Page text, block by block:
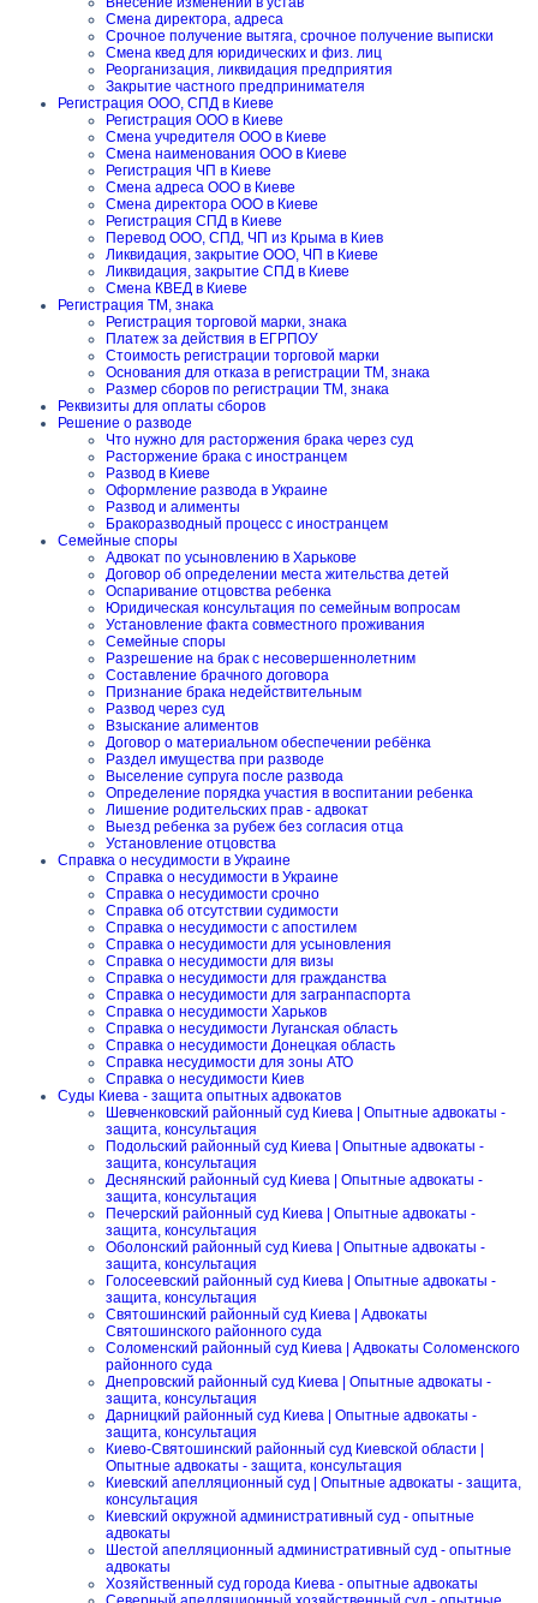
Смена директора, адреса
Срочное получение вытяга, срочное получение выписки
Смена квед для юридических и физ. лиц
Реорганизация, ликвидация предприятия
Закрытие частного предпринимателя
Регистрация ООО, СПД в Киеве
Регистрация ООО в Киеве
Смена учредителя ООО в Киеве
Смена наименования ООО в Киеве
Регистрация ЧП в Киеве
Смена адреса ООО в Киеве
Смена директора ООО в Киеве
Регистрация СПД в Киеве
Перевод ООО, СПД, ЧП из Крыма в Киев
Ликвидация, закрытие ООО, ЧП в Киеве
Ликвидация, закрытие СПД в Киеве
Смена КВЕД в Киеве
Регистрация ТМ, знака
Регистрация торговой марки, знака
Платеж за действия в ЕГРПОУ
Стоимость регистрации торговой марки
Основания для отказа в регистрации ТМ, знака
Размер сборов по регистрации ТМ, знака
Реквизиты для оплаты сборов
Решение о разводе
Что нужно для расторжения брака через суд
Расторжение брака с иностранцем
Развод в Киеве
Оформление развода в Украине
Развод и алименты
Бракоразводный процесс с иностранцем
Семейные споры
Адвокат по усыновлению в Харькове
Договор об определении места жительства детей
Оспаривание отцовства ребенка
Юридическая консультация по семейным вопросам
Установление факта совместного проживания
Семейные споры
Разрешение на брак с несовершеннолетним
Составление брачного договора
Признание брака недействительным
Развод через суд
Взыскание алиментов
Договор о материальном обеспечении ребёнка
Раздел имущества при разводе
Выселение супруга после развода
Определение порядка участия в воспитании ребенка
Лишение родительских прав - адвокат
Выезд ребенка за рубеж без согласия отца
Установление отцовства
Справка о несудимости в Украине
Справка о несудимости в Украине
Справка о несудимости срочно
Справка об отсутствии судимости
Справка о несудимости с апостилем
Справка о несудимости для усыновления
Справка о несудимости для визы
Справка о несудимости для гражданства
Справка о несудимости для загранпаспорта
Справка о несудимости Харьков
Справка о несудимости Луганская область
Справка о несудимости Донецкая область
Справка несудимости для зоны АТО
Справка о несудимости Киев
Суды Киева - защита опытных адвокатов
Шевченковский районный суд Киева | Опытные адвокаты -
защита, консультация
Подольский районный суд Киева | Опытные адвокаты -
защита, консультация
Деснянский районный суд Киева | Опытные адвокаты -
защита, консультация
Печерский районный суд Киева | Опытные адвокаты -
защита, консультация
Оболонский районный суд Киева | Опытные адвокаты -
защита, консультация
Голосеевский районный суд Киева | Опытные адвокаты -
защита, консультация
Святошинский районный суд Киева | Адвокаты
Святошинского районного суда
Соломенский районный суд Киева | Адвокаты Соломенского
районного суда
Днепровский районный суд Киева | Опытные адвокаты -
защита, консультация
Дарницкий районный суд Киева | Опытные адвокаты -
защита, консультация
Киево-Святошинский районный суд Киевской области |
Опытные адвокаты - защита, консультация
Киевский апелляционный суд | Опытные адвокаты - защита,
консультация
Киевский окружной административный суд - опытные
адвокаты
Шестой апелляционный административный суд - опытные
адвокаты
Хозяйственный суд города Киева - опытные адвокаты